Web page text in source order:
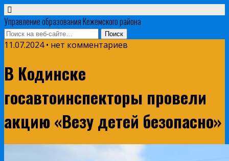
Управление образования Кежемского района
11.07.2024 • нет комментариев
В Кодинске
госавтоинспекторы провели
акцию «Везу детей безопасно»